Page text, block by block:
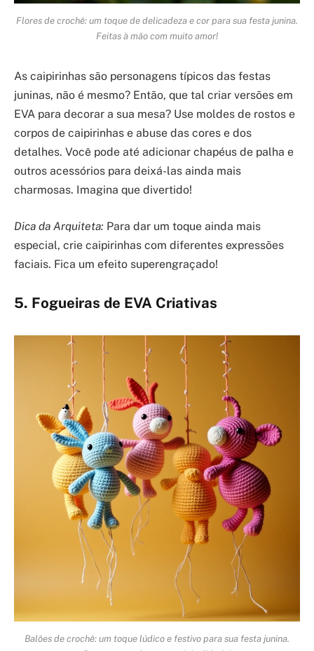
Flores de crochê: um toque de delicadeza e cor para sua festa junina.
Feitas à mão com muito amor!
As caipirinhas são personagens típicos das festas
juninas, não é mesmo? Então, que tal criar versões em
EVA para decorar a sua mesa? Use moldes de rostos e
corpos de caipirinhas e abuse das cores e dos
detalhes. Você pode até adicionar chapéus de palha e
outros acessórios para deixá-las ainda mais
charmosas. Imagina que divertido!
Dica da Arquiteta: Para dar um toque ainda mais
especial, crie caipirinhas com diferentes expressões
faciais. Fica um efeito superengraçado!
5. Fogueiras de EVA Criativas
Balões de crochê: um toque lúdico e festivo para sua festa junina.